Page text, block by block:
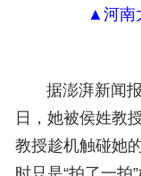
▲ 河南
据澎湃新闻报
日，她被侯姓教
教授趁机触碰她